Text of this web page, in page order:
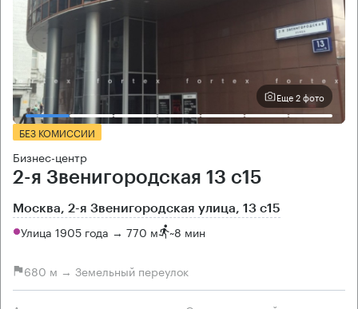
Еще 2 фото
БЕЗ КОМИССИИ
Бизнес-центр
2-я Звенигородская 13 с15
Москва, 2-я Звенигородская улица, 13 с15
Улица 1905 года → 770 м ~8 мин
680 м → Земельный переулок